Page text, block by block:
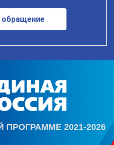
2021-2026